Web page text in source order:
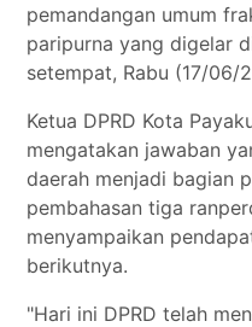
pemandangan umum
paripurna yang digelar
setempat, Rabu (17/06/
Ketua DPRD Kota
mengatakan jawaban
daerah menjadi bagian
pembahasan tiga
menyampaikan
berikutnya.
"Hari ini DPRD telah